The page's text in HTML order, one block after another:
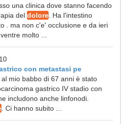
una clinica dove stanno facendo
del dolore . Ha l'intestino
. ma non c'e' occlusione e da ieri
molto ...
con metastasi pe
mio babbo di 67 anni è stato
gastrico IV stadio con
includono anche linfonodi.
. Ci hanno subito ...